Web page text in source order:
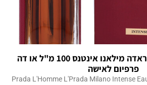
פראדה לה פאם פראדה מילאנו אינטנס 100 מ"ל או דה
פרפיום לאישה
Prada L'Homme L'Prada Milano Intense